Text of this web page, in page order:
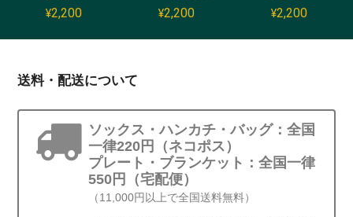
¥2,200 ¥2,200 ¥2,200
送料・配送について
ソックス・ハンカチ・バッグ：全国
一律220円（ネコポス）
プレート・ブランケット：全国一律
550円（宅配便）
（11,000円以上で全国送料無料）